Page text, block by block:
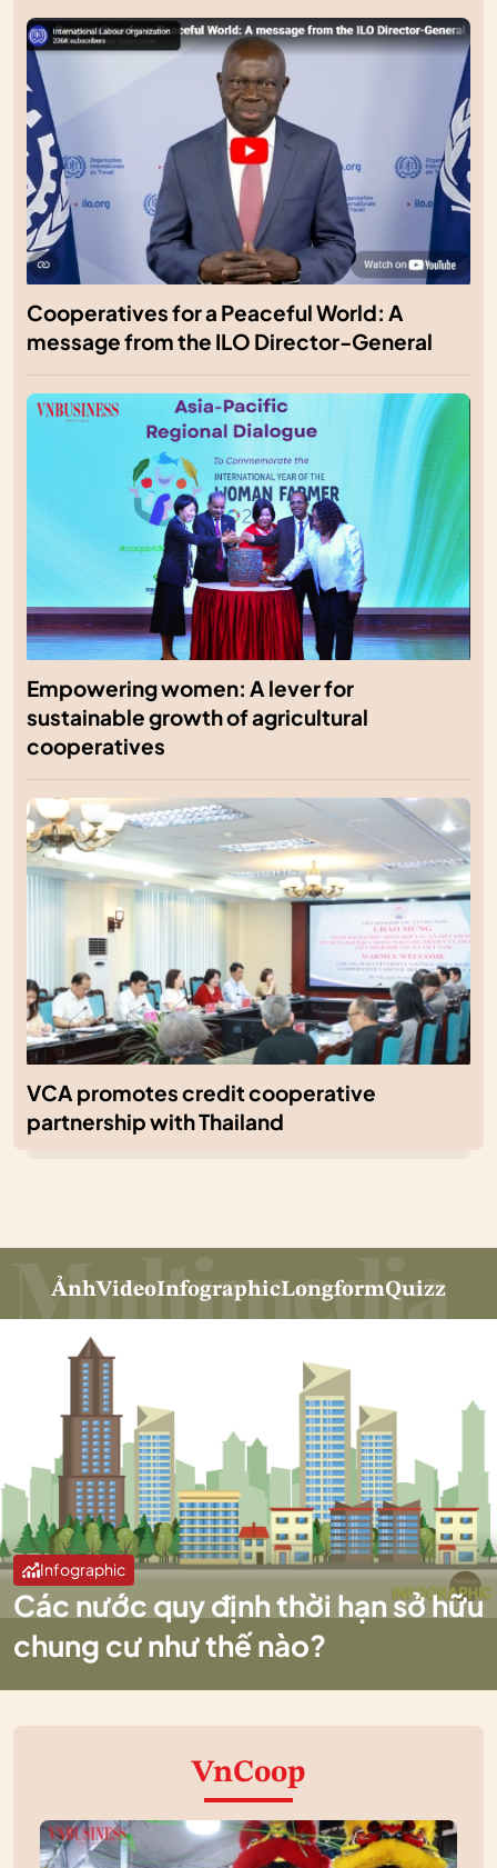
Cooperatives for a Peaceful World: A
message from the ILO Director-General
Empowering women: A lever for
sustainable growth of agricultural
cooperatives
VCA promotes credit cooperative
partnership with Thailand
ẢnhVideoInfographicLongformQuizz
Infographic
Các nước quy định thời hạn sở hữu
chung cư như thế nào?
VnCoop